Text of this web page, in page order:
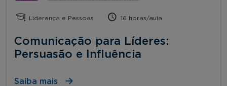
Liderança e Pessoas 16 horas/aula
Comunicação para Líderes:
Persuasão e Influência
Saiba mais